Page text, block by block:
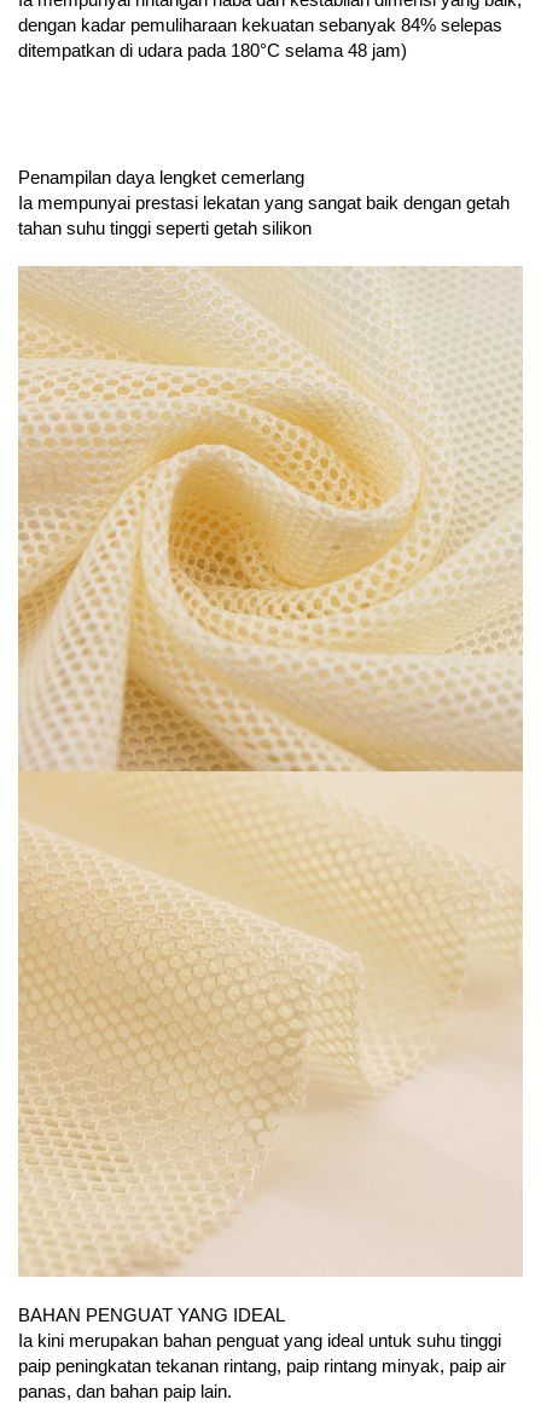
dengan kadar pemuliharaan kekuatan sebanyak 84% selepas
ditempatkan di udara pada 180°C selama 48 jam)
Penampilan daya lengket cemerlang
Ia mempunyai prestasi lekatan yang sangat baik dengan getah
tahan suhu tinggi seperti getah silikon
BAHAN PENGUAT YANG IDEAL
Ia kini merupakan bahan penguat yang ideal untuk suhu tinggi
paip peningkatan tekanan rintang, paip rintang minyak, paip air
panas, dan bahan paip lain.